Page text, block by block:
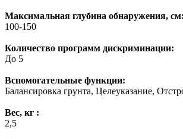
Максимальная глубина обнаружения, см:
100-150
Количество программ дискриминации:
До 5
Вспомогательные функции:
Балансировка грунта, Целеуказание,
Вес, кг :
2,5